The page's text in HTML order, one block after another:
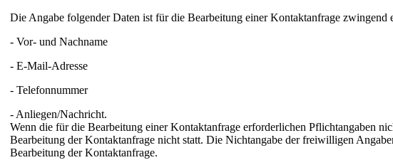
Die Angabe folgender Daten ist für die Bearbeitung einer Kontaktanfrage zwingend
- Vor- und Nachname
- E-Mail-Adresse
- Telefonnummer
- Anliegen/Nachricht.
Wenn die für die Bearbeitung einer Kontaktanfrage erforderlichen Pflichtangaben
Bearbeitung der Kontaktanfrage nicht statt. Die Nichtangabe der freiwilligen
Bearbeitung der Kontaktanfrage.